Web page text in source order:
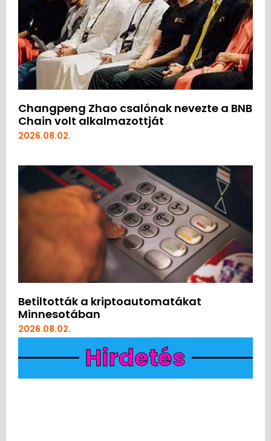
Changpeng Zhao csalónak nevezte a BNB
Chain volt alkalmazottját
2026.08.02.
Betiltották a kriptoautomatákat
Minnesotában
2026.08.02.
Hirdetés